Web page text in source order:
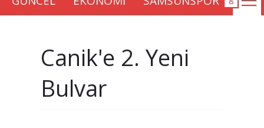
Canik'e 2. Yeni
Bulvar